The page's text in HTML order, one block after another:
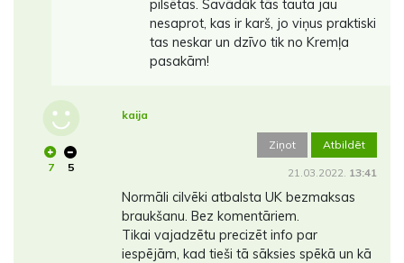
pilsētas. Savādāk tās tauta jau
nesaprot, kas ir karš, jo viņus praktiski
tas neskar un dzīvo tik no Kremļa
pasakām!
7 5
kaija
Ziņot Atbildēt
21.03.2022. 13:41
Normāli cilvēki atbalsta UK bezmaksas
braukšanu. Bez komentāriem.
Tikai vajadzētu precizēt info par
iespējām, kad tieši tā sāksies spēkā un kā